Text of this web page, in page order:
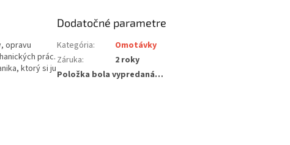
opravu
prác.
ktorý si ju
Dodatočné parametre
Kategória:
Omotávky
Záruka:
2 roky
Položka bola vypredaná…